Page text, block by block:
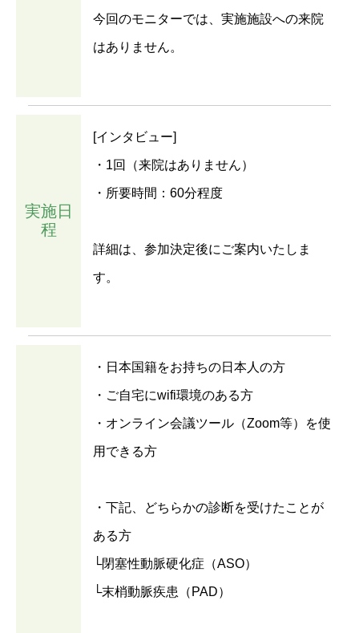
今回のモニターでは、実施施設への来院
はありません。
実施日
程
[インタビュー]
・1回（来院はありません）
・所要時間：60分程度
詳細は、参加決定後にご案内いたしま
す。
・日本国籍をお持ちの日本人の方
・ご自宅にwifi環境のある方
・オンライン会議ツール（Zoom等）を使
用できる方
・下記、どちらかの診断を受けたことが
ある方
└閉塞性動脈硬化症（ASO）
└末梢動脈疾患（PAD）